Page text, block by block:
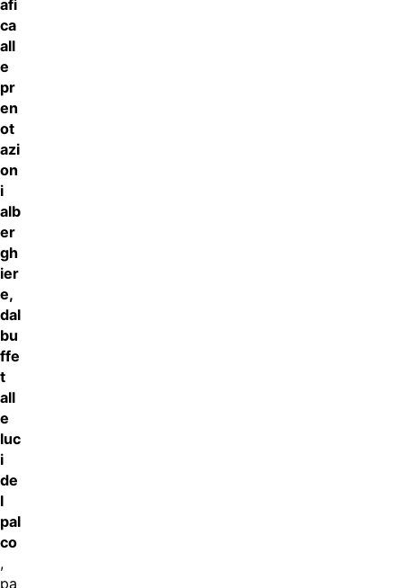
afi
ca
all
e
pr
en
ot
azi
on
i
alb
er
gh
ier
e,
dal
bu
ffe
t
all
e
luc
i
de
l
pal
co
,
pa